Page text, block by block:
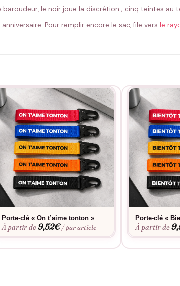
le noir joue la discrétion ; cinq teintes au
Pour remplir encore le sac, file vers le
Porte-clé « On t’aime tonton »
À partir de9,52€ / par article
Porte-clé «
À partir de